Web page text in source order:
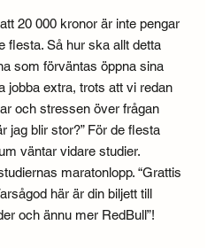
20 000 kronor är inte pengar
flesta. Så hur ska allt detta
som förväntas öppna sina
jobba extra, trots att vi redan
och stressen över frågan
jag blir stor?” För de flesta
väntar vidare studier.
maratonlopp. “Grattis
här är din biljett till
och ännu mer RedBull”!